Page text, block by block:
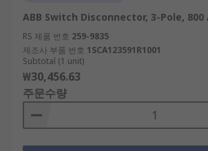
ABB Switch Disconnector, 3-Pole, 800
RS 제품 번호 259-9835
제조사 부품 번호 1SCA123591R1001
Subtotal (1 unit)
₩30,456.63
주문수량